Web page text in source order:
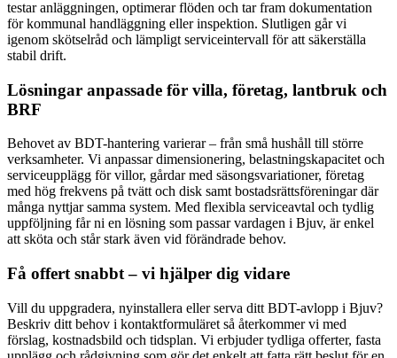
testar anläggningen, optimerar flöden och tar fram dokumentation
för kommunal handläggning eller inspektion. Slutligen går vi
igenom skötselråd och lämpligt serviceintervall för att säkerställa
stabil drift.
Lösningar anpassade för villa, företag, lantbruk och
BRF
Behovet av BDT-hantering varierar – från små hushåll till större
verksamheter. Vi anpassar dimensionering, belastningskapacitet och
serviceupplägg för villor, gårdar med säsongsvariationer, företag
med hög frekvens på tvätt och disk samt bostadsrättsföreningar där
många nyttjar samma system. Med flexibla serviceavtal och tydlig
uppföljning får ni en lösning som passar vardagen i Bjuv, är enkel
att sköta och står stark även vid förändrade behov.
Få offert snabbt – vi hjälper dig vidare
Vill du uppgradera, nyinstallera eller serva ditt BDT-avlopp i Bjuv?
Beskriv ditt behov i kontaktformuläret så återkommer vi med
förslag, kostnadsbild och tidsplan. Vi erbjuder tydliga offerter, fasta